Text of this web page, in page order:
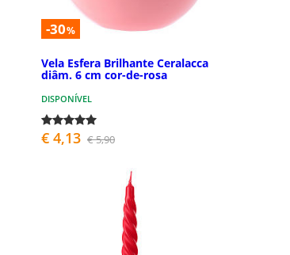
-30%
Vela Esfera Brilhante Ceralacca
diâm. 6 cm cor-de-rosa
DISPONÍVEL
€ 4,13 € 5,90